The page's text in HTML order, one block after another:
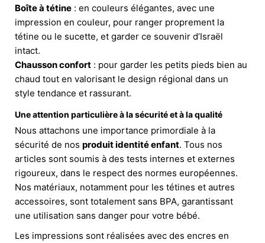
Boîte à tétine : en couleurs élégantes, avec une
impression en couleur, pour ranger proprement la
tétine ou le sucette, et garder ce souvenir d’Israël
intact.
Chausson confort : pour garder les petits pieds bien au
chaud tout en valorisant le design régional dans un
style tendance et rassurant.
Une attention particulière à la sécurité et à la qualité
Nous attachons une importance primordiale à la
sécurité de nos produit identité enfant. Tous nos
articles sont soumis à des tests internes et externes
rigoureux, dans le respect des normes européennes.
Nos matériaux, notamment pour les tétines et autres
accessoires, sont totalement sans BPA, garantissant
une utilisation sans danger pour votre bébé.
Les impressions sont réalisées avec des encres en